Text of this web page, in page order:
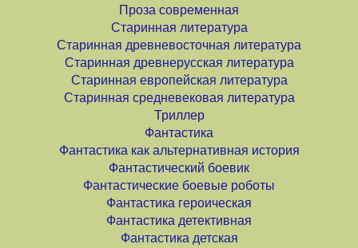
Проза современная
Старинная литература
Старинная древневосточная литература
Старинная древнерусская литература
Старинная европейская литература
Старинная средневековая литература
Триллер
Фантастика
Фантастика как альтернативная история
Фантастический боевик
Фантастические боевые роботы
Фантастика героическая
Фантастика детективная
Фантастика детская